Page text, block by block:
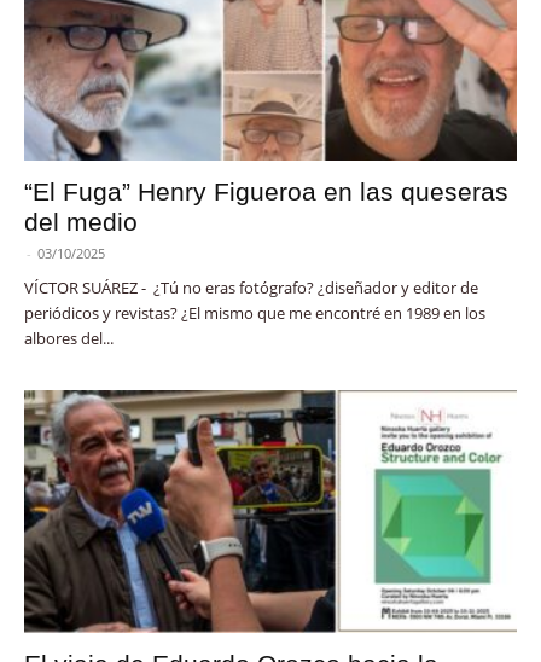
“El Fuga” Henry Figueroa en las queseras
del medio
- 03/10/2025
VÍCTOR SUÁREZ - ¿Tú no eras fotógrafo? ¿diseñador y editor de
periódicos y revistas? ¿El mismo que me encontré en 1989 en los
albores del...